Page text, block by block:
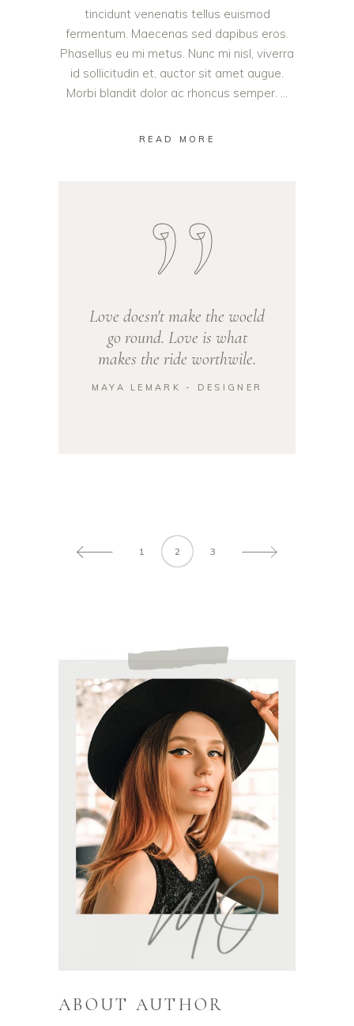
tincidunt venenatis tellus euismod
fermentum. Maecenas sed dapibus eros.
Phasellus eu mi metus. Nunc mi nisl, viverra
id sollicitudin et, auctor sit amet augue.
Morbi blandit dolor ac rhoncus semper.
READ MORE
Love doesn't make the woeld
go round. Love is what
makes the ride worthwile.
MAYA LEMARK - DESIGNER
1 2 3
ABOUT AUTHOR